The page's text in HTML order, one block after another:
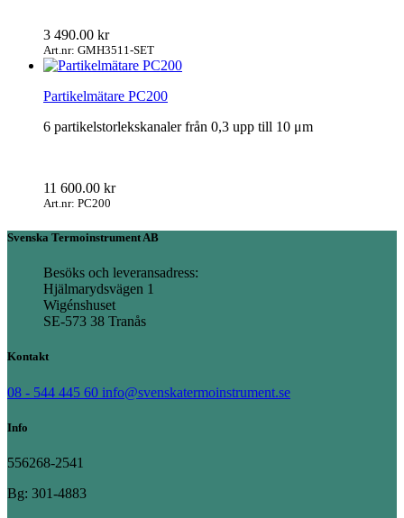
3 490.00 kr
Art.nr: GMH3511-SET
Partikelmätare PC200
6 partikelstorlekskanaler från 0,3 upp till 10 μm
11 600.00 kr
Art.nr: PC200
Svenska Termoinstrument AB
Besöks och leveransadress:
Hjälmarydsvägen 1
Wigénshuset
SE-573 38 Tranås
Kontakt
08 - 544 445 60 info@svenskatermoinstrument.se
Info
556268-2541
Bg: 301-4883